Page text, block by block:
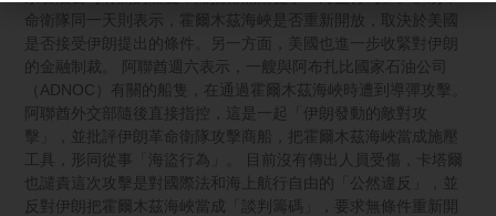
命衛隊同一天則表示，霍爾木茲海峽是否重新開放，取決於美國
是否接受伊朗提出的條件。另一方面，美國也進一步收緊對伊朗
的金融制裁。 阿聯酋週六表示，一艘與阿布扎比國家石油公司
（ADNOC）有關的船隻，在通過霍爾木茲海峽時遭到導彈攻擊。
阿聯酋外交部隨後直接指控，這是一起「伊朗發動的敵對攻
擊」，並批評伊朗革命衛隊攻擊商船，把霍爾木茲海峽當成施壓
工具，形同從事「海盜行為」。 目前沒有傳出人員受傷，卡塔爾
也譴責這次攻擊是對國際法和海上航行自由的「公然違反」，並
反對伊朗把霍爾木茲海峽當成「談判籌碼」，要求無條件重新開